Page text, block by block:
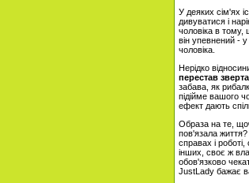
У деяких сім'ях
дивуватися і
чоловіка в тому,
він упевнений -
чоловіка.
Нерідко
перестав
забава, як
підійме вашого
ефект дають
Образа на те, що
пов'язала
справах і
інших, своє ж
обов'язково
JustLady бажає